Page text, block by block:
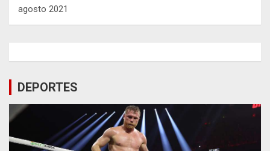
agosto 2021
DEPORTES